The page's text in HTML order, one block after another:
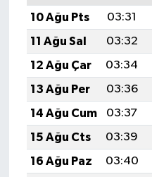
10 Ağu Pts
03:31
11 Ağu Sal
03:32
12 Ağu Çar
03:34
13 Ağu Per
03:36
14 Ağu Cum
03:37
15 Ağu Cts
03:39
16 Ağu Paz
03:40